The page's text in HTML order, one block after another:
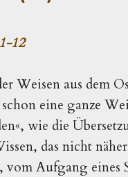
12
Weisen aus dem
wie die
das nicht
Aufgang eines